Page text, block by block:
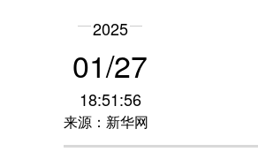
2025
01/27
18:51:56
来源：新华网